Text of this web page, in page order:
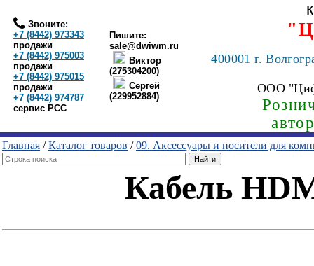
Звоните:
+7 (8442) 973343
продажи
+7 (8442) 975003
продажи
+7 (8442) 975015
продажи
+7 (8442) 974787
сервис РСС
Пишите:
sale@dwiwm.ru
Виктор
(275304200)
Сергей
(229952884)
400001г.
ООО
Главная /Каталог товаров /09. Аксессуары и носители для
Кабель